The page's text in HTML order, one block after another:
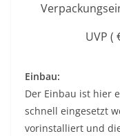
UVP (
Einbau:
Der Einbau ist hier
schnell eingesetzt
vorinstalliert und